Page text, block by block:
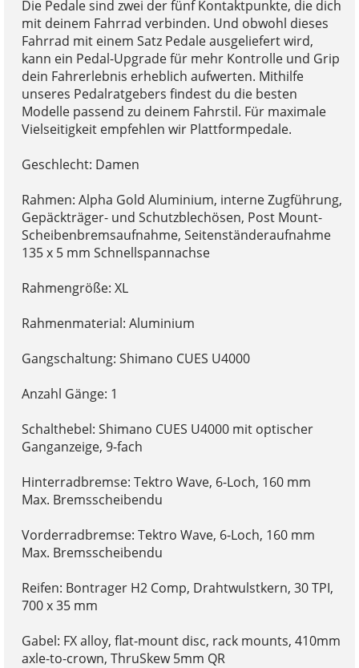
Die Pedale sind zwei der fünf Kontaktpunkte, die dich
mit deinem Fahrrad verbinden. Und obwohl dieses
Fahrrad mit einem Satz Pedale ausgeliefert wird,
kann ein Pedal-Upgrade für mehr Kontrolle und Grip
dein Fahrerlebnis erheblich aufwerten. Mithilfe
unseres Pedalratgebers findest du die besten
Modelle passend zu deinem Fahrstil. Für maximale
Vielseitigkeit empfehlen wir Plattformpedale.
Geschlecht: Damen
Rahmen: Alpha Gold Aluminium, interne Zugführung,
Gepäckträger- und Schutzblechösen, Post Mount-
Scheibenbremsaufnahme, Seitenständeraufnahme
135 x 5 mm Schnellspannachse
Rahmengröße: XL
Rahmenmaterial: Aluminium
Gangschaltung: Shimano CUES U4000
Anzahl Gänge: 1
Schalthebel: Shimano CUES U4000 mit optischer
Ganganzeige, 9-fach
Hinterradbremse: Tektro Wave, 6-Loch, 160 mm
Max. Bremsscheibendu
Vorderradbremse: Tektro Wave, 6-Loch, 160 mm
Max. Bremsscheibendu
Reifen: Bontrager H2 Comp, Drahtwulstkern, 30 TPI,
700 x 35 mm
Gabel: FX alloy, flat-mount disc, rack mounts, 410mm
axle-to-crown, ThruSkew 5mm QR